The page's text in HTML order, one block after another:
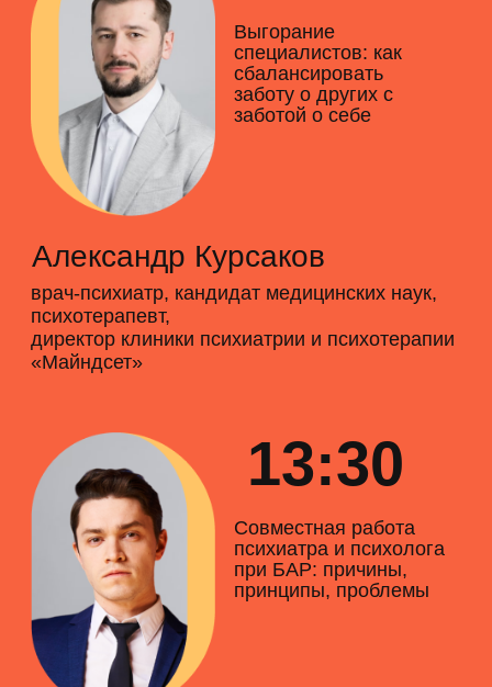
17:30
Фармакотерапия в
детской психиатрии:да
или нет?
Детский и подростковый психиатр клиники
Docdeti
18:30
Концептуализируй это.
Роль, функции и
способы построения
индивидуальной
концептуализации в
ведении
(коморбидных) РПП
пациентов
Евгения Дашкова
Психолог, преподавательница проекта
«Поведенческая компания», автор ютюб-
канала «Жизнь с СДВГ», соосновательница и
член правления Ассоциации специалистов в
сфере контекстуально-поведенческой науки
(АКПН)